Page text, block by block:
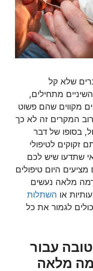
שלא קל
מתחילים,
מקווים שהם פשוט
המקרים זה לא כך
בסופו של דבר
לטיפולי
שתדעו שיש לכם
היום טיפולים
מלאה נעשים
או השתלות
לגמור את כל
עבור
מלאה